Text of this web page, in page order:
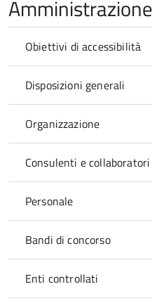
Obiettivi di accessibilità
Disposizioni generali
Organizzazione
Consulenti e collaboratori
Personale
Bandi di concorso
Enti controllati